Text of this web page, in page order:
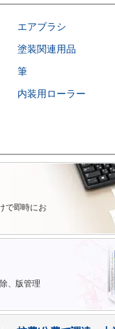
エアブラシ
塗装関連用品
筆
内装用ローラー
で即時にお
、版管理